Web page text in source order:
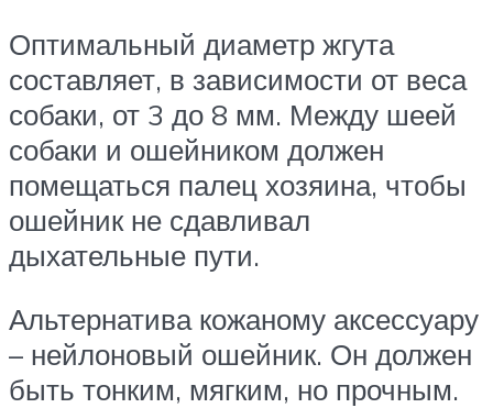
Оптимальный диаметр жгута
составляет, в зависимости от веса
собаки, от 3 до 8 мм. Между шеей
собаки и ошейником должен
помещаться палец хозяина, чтобы
ошейник не сдавливал
дыхательные пути.
Альтернатива кожаному аксессуару
– нейлоновый ошейник. Он должен
быть тонким, мягким, но прочным.